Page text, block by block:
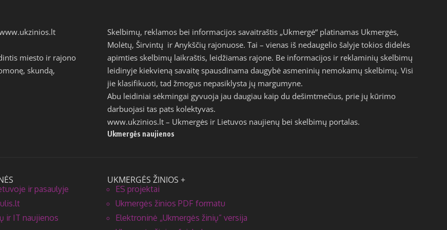
miesto ir rajono
skundą,
Skelbimų, reklamos bei informacijos savaitraštis „Ukmergė“ platinamas Ukmergės,
Molėtų, Širvintų ir Anykščių rajonuose. Tai – vienas iš nedaugelio šalyje tokios didelės
apimties skelbimų laikraštis, leidžiamas rajone. Be informacijos ir reklaminių skelbimų
leidinyje kiekvieną savaitę spausdinama daugybė asmeninių nemokamų skelbimų. Visi
jie klasifikuoti, tad žmogus nepasiklysta jų margumyne.
Abu leidiniai sėkmingai gyvuoja jau daugiau kaip du dešimtmečius, prie jų kūrimo
darbuojasi tas pats kolektyvas.
www.ukzinios.lt – Ukmergės ir Lietuvos naujienų bei skelbimų portalas.
Ukmergės naujienos
ir pasaulyje
ir IT naujienos
UKMERGĖS ŽINIOS +
ES projektai
Ukmergės žinios PDF formatu
Elektroninė „Ukmergės žinių” versija